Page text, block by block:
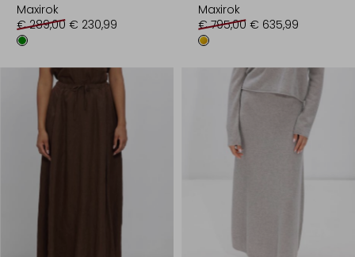
Maxirok
€ 289,00 € 230,99
Maxirok
€ 795,00 € 635,99